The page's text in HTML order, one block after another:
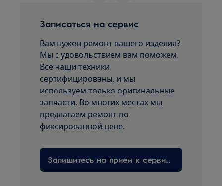
Записаться на сервис
Вам нужен ремонт вашего изделия?
Мы с удовольствием вам поможем.
Все наши техники
сертифицированы, и мы
используем только оригинальные
запчасти. Во многих местах мы
предлагаем ремонт по
фиксированной цене.
Запишитесь на прием к сервисному технику здесь